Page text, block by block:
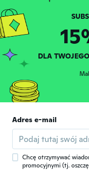
M Margarete
Leichte
około 2 roku
M Martin
Rok
około 2 roku
DLA
Adres e-mail
Chcę otrzymywać
promocyjnymi (tj.